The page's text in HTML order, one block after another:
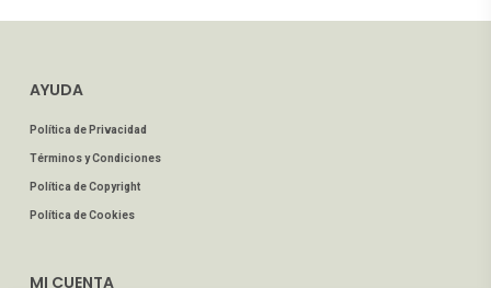
AYUDA
Política de Privacidad
Términos y Condiciones
Política de Copyright
Política de Cookies
MI CUENTA